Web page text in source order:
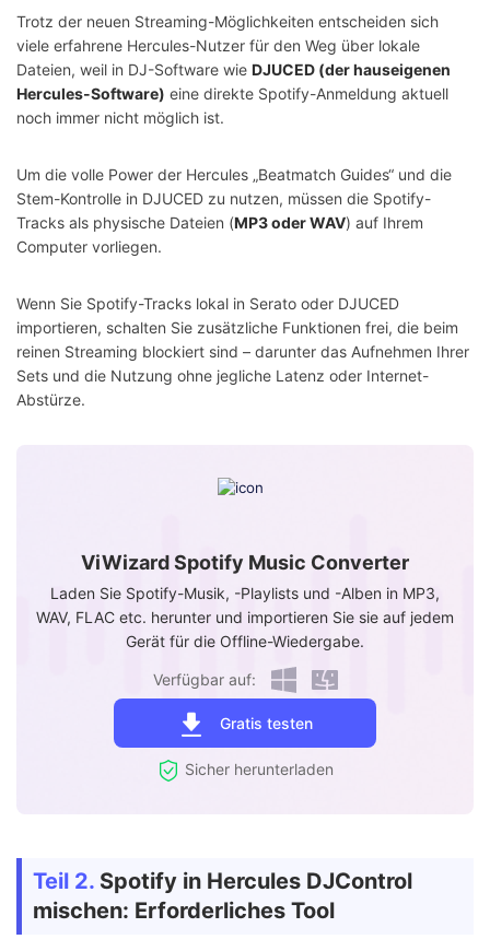
Trotz der neuen Streaming-Möglichkeiten entscheiden sich
viele erfahrene Hercules-Nutzer für den Weg über lokale
Dateien, weil in DJ-Software wie DJUCED (der hauseigenen
Hercules-Software) eine direkte Spotify-Anmeldung aktuell
noch immer nicht möglich ist.
Um die volle Power der Hercules „Beatmatch Guides“ und die
Stem-Kontrolle in DJUCED zu nutzen, müssen die Spotify-
Tracks als physische Dateien (MP3 oder WAV) auf Ihrem
Computer vorliegen.
Wenn Sie Spotify-Tracks lokal in Serato oder DJUCED
importieren, schalten Sie zusätzliche Funktionen frei, die beim
reinen Streaming blockiert sind – darunter das Aufnehmen Ihrer
Sets und die Nutzung ohne jegliche Latenz oder Internet-
Abstürze.
ViWizard Spotify Music Converter
Laden Sie Spotify-Musik, -Playlists und -Alben in MP3,
WAV, FLAC etc. herunter und importieren Sie sie auf jedem
Gerät für die Offline-Wiedergabe.
Verfügbar auf:
Gratis testen
Sicher herunterladen
Teil 2. Spotify in Hercules DJControl
mischen: Erforderliches Tool